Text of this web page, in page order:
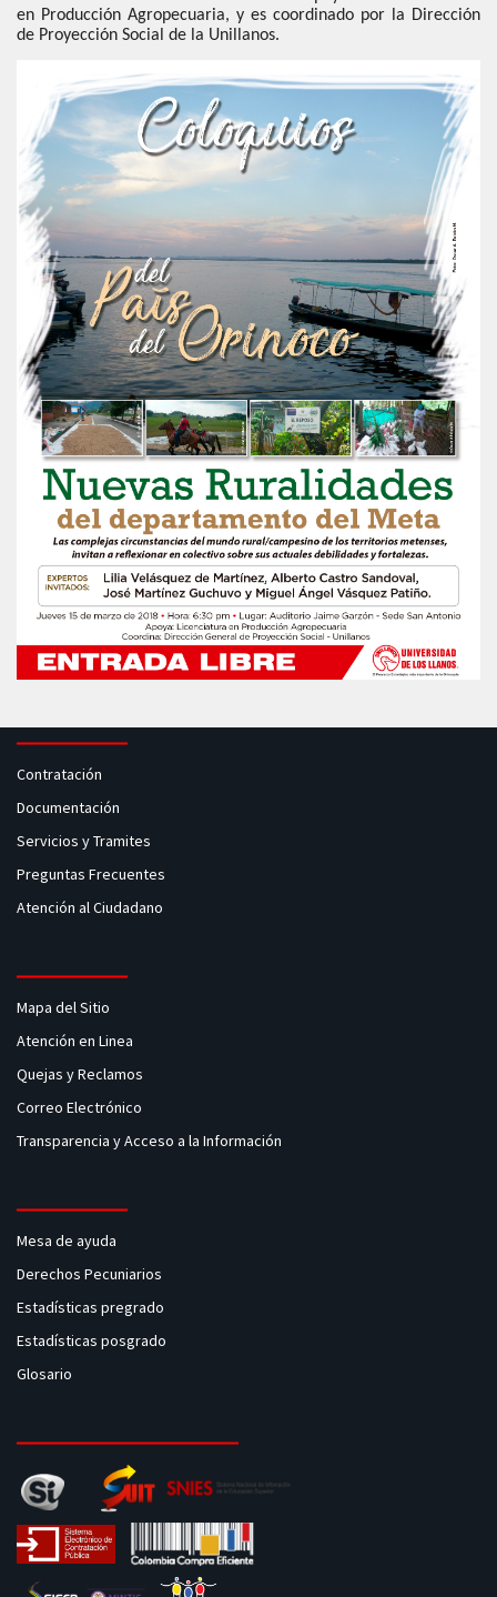
en Producción Agropecuaria, y es coordinado por la Dirección
de Proyección Social de la Unillanos.
Contratación
Documentación
Servicios y Tramites
Preguntas Frecuentes
Atención al Ciudadano
Mapa del Sitio
Atención en Linea
Quejas y Reclamos
Correo Electrónico
Transparencia y Acceso a la Información
Mesa de ayuda
Derechos Pecuniarios
Estadísticas pregrado
Estadísticas posgrado
Glosario